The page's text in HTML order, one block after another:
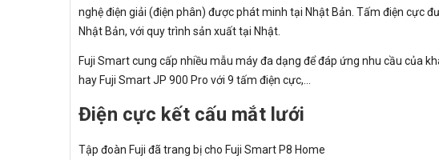
nghệ điện giải (điện phân) được phát minh tại Nhật Bản. Tấm điện cực
Nhật Bản, với quy trình sản xuất tại Nhật.
Fuji Smart cung cấp nhiều mẫu máy đa dạng để đáp ứng nhu cầu của
hay Fuji Smart JP 900 Pro với 9 tấm điện cực,...
Điện cực kết cấu mắt lưới
Tập đoàn Fuji đã trang bị cho Fuji Smart P8 Home